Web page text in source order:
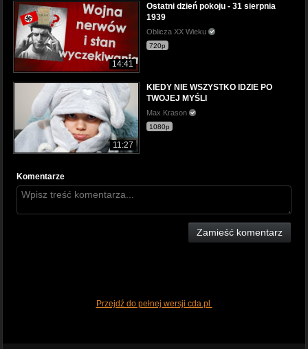
14:41
Ostatni dzień pokoju - 31 sierpnia
1939
Oblicza XX Wieku
720p
11:27
KIEDY NIE WSZYSTKO IDZIE PO
TWOJEJ MYŚLI
Max Krason
1080p
Komentarze
Zamieść komentarz
Przejdź do pełnej wersji cda.pl